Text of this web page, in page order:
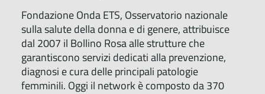
Fondazione Onda ETS, Osservatorio nazionale
sulla salute della donna e di genere, attribuisce
dal 2007 il Bollino Rosa alle strutture che
garantiscono servizi dedicati alla prevenzione,
diagnosi e cura delle principali patologie
femminili. Oggi il network è composto da 370